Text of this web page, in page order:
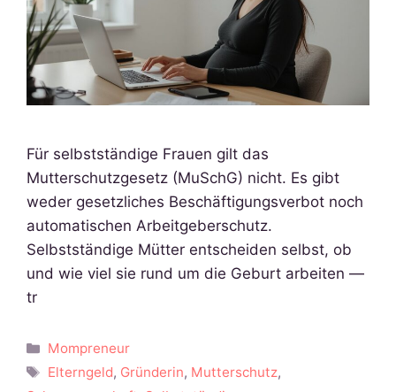
Für selbstständige Frauen gilt das
Mutterschutzgesetz (MuSchG) nicht. Es gibt
weder gesetzliches Beschäftigungsverbot noch
automatischen Arbeitgeberschutz.
Selbstständige Mütter entscheiden selbst, ob
und wie viel sie rund um die Geburt arbeiten —
tr
Kategorien
Mompreneur
Schlagwörter
Elterngeld, Gründerin, Mutterschutz,